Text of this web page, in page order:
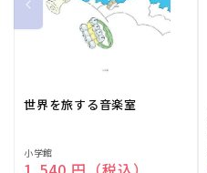
世界を旅する音楽室
販
小学館